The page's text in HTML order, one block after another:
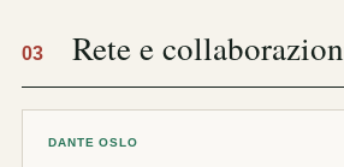
03 Rete e
DANTE OSLO